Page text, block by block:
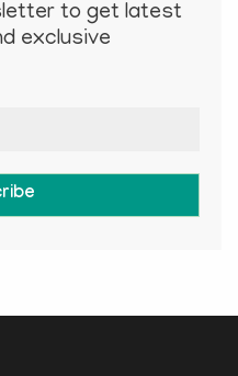
to get latest
exclusive